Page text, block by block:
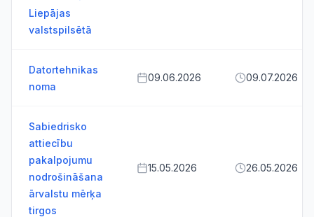
Liepājas
valstspilsētā
Datortehnikas
noma
09.06.2026 09.07.2026
Sabiedrisko
attiecību
pakalpojumu
nodrošināšana
ārvalstu mērķa
tirgos
15.05.2026 26.05.2026